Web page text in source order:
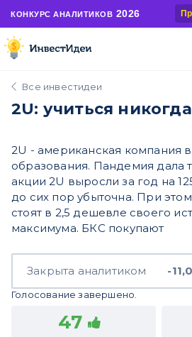
КОНКУРС АНАЛИТИКОВ 2026
Все инвестидеи
2U: учиться
2U - американская компания
образования. Пандемия дала
акции 2U выросли за год на
до сих пор убыточна. При
стоят в 2,5 дешевле своего
максимума. БКС покупают
Закрыта аналитиком -
Голосование завершено.
47